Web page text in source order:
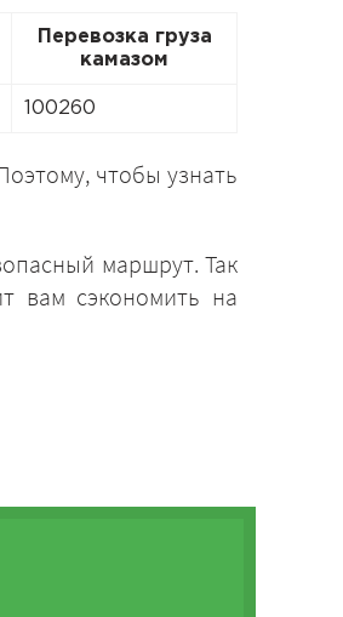
Перевозка груза
камазом
100260
чтобы узнать
маршрут. Так
вам сэкономить на